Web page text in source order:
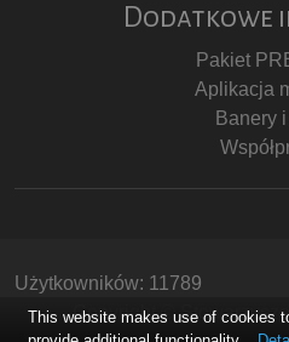
Dodatkowe
Pakiet
Aplikacja
Banery
Użytkowników: 11789
Copyright ©
This website makes use of cookies